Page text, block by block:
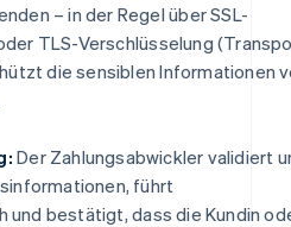
– in der Regel über SSL-
TLS-Verschlüsselung
die sensiblen Informationen
Der Zahlungsabwickler validiert
führt
und bestätigt, dass die Kundin